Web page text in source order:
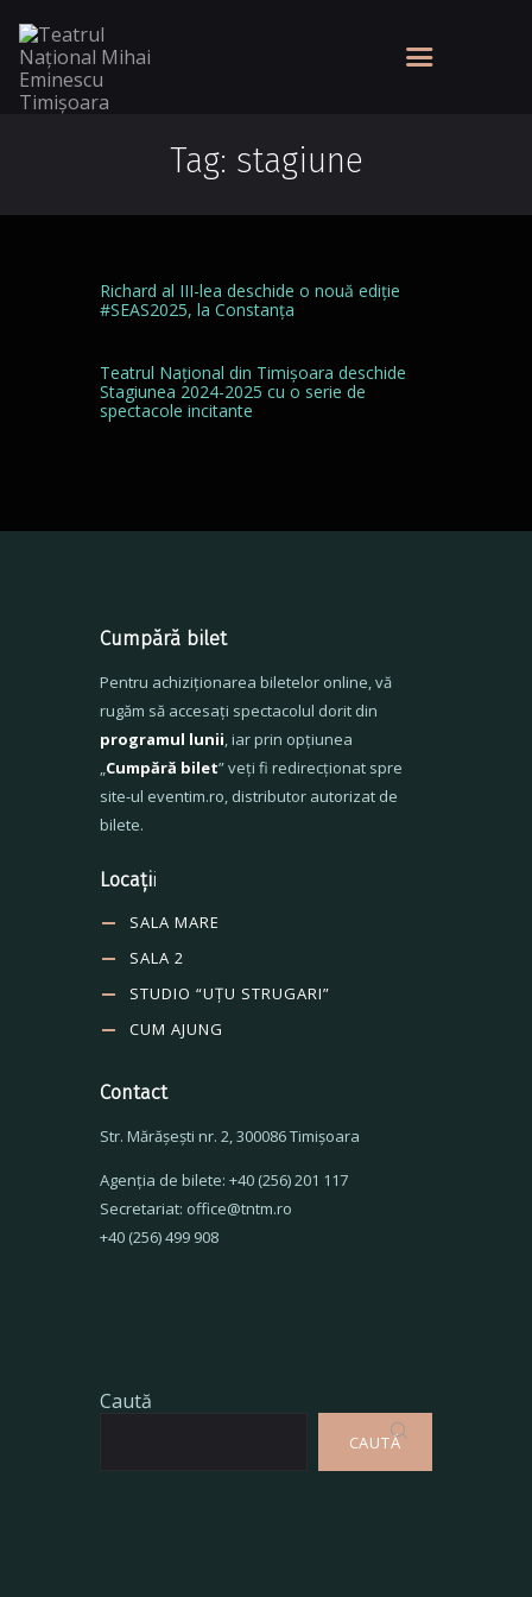
Tag: stagiune
Richard al III-lea deschide o nouă ediție
#SEAS2025, la Constanța
Teatrul Național din Timișoara deschide
Stagiunea 2024-2025 cu o serie de
spectacole incitante
Cumpără bilet
Pentru achiziționarea biletelor online, vă
rugăm să accesați spectacolul dorit din
programul lunii, iar prin opțiunea
„Cumpără bilet” veți fi redirecționat spre
site-ul eventim.ro, distributor autorizat de
bilete.
Locații
SALA MARE
SALA 2
STUDIO “UȚU STRUGARI”
CUM AJUNG
Contact
Str. Mărăşeşti nr. 2, 300086 Timişoara
Agenţia de bilete: +40 (256) 201 117
Secretariat: office@tntm.ro
+40 (256) 499 908
Caută
CAUTĂ